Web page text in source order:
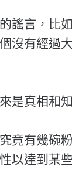
謠言，比
沒有經過
是真相和
竟有幾碗
以達到某